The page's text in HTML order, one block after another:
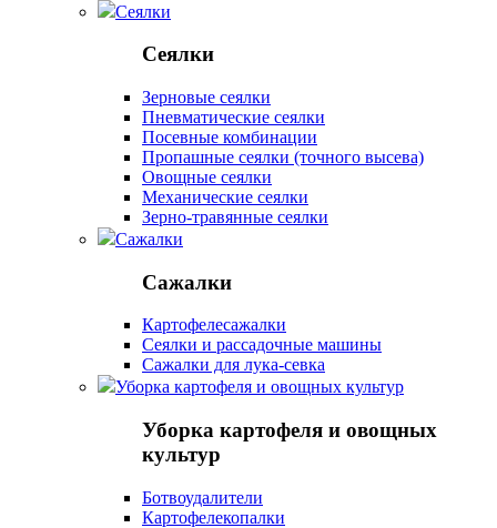
Сеялки
Сеялки
Зерновые сеялки
Пневматические сеялки
Посевные комбинации
Пропашные сеялки (точного высева)
Овощные сеялки
Механические сеялки
Зерно-травянные сеялки
Сажалки
Сажалки
Картофелесажалки
Сеялки и рассадочные машины
Сажалки для лука-севка
Уборка картофеля и овощных культур
Уборка картофеля и овощных
культур
Ботвоудалители
Картофелекопалки